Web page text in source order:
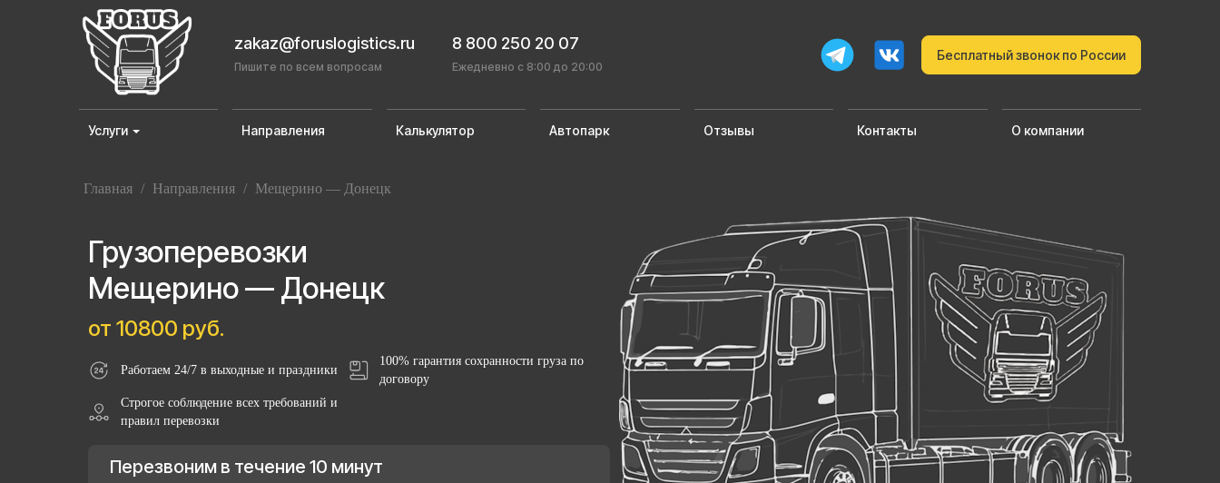
zakaz@foruslogistics.ru
Пишите по всем вопросам
8 800 250 20 07
Ежедневно с 8:00 до 20:00
Бесплатный звонок по России
Услуги Направления Калькулятор Автопарк Отзывы Контакты О компании
Главная / Направления / Мещерино — Донецк
Грузоперевозки
Мещерино — Донецк
от 10800 руб.
Работаем 24/7 в выходные и праздники
100% гарантия сохранности груза по
договору
Строгое соблюдение всех требований и
правил перевозки
Перезвоним в течение 10 минут